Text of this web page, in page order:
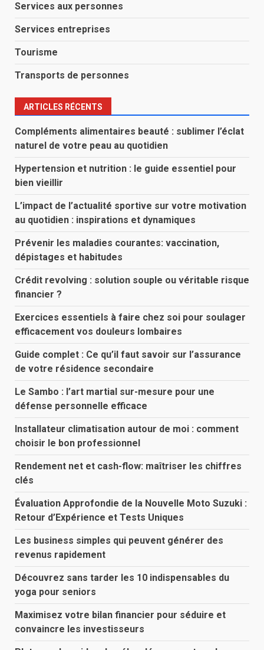
Services aux personnes
Services entreprises
Tourisme
Transports de personnes
ARTICLES RÉCENTS
Compléments alimentaires beauté : sublimer l’éclat
naturel de votre peau au quotidien
Hypertension et nutrition : le guide essentiel pour
bien vieillir
L’impact de l’actualité sportive sur votre motivation
au quotidien : inspirations et dynamiques
Prévenir les maladies courantes: vaccination,
dépistages et habitudes
Crédit revolving : solution souple ou véritable risque
financier ?
Exercices essentiels à faire chez soi pour soulager
efficacement vos douleurs lombaires
Guide complet : Ce qu’il faut savoir sur l’assurance
de votre résidence secondaire
Le Sambo : l’art martial sur-mesure pour une
défense personnelle efficace
Installateur climatisation autour de moi : comment
choisir le bon professionnel
Rendement net et cash-flow: maîtriser les chiffres
clés
Évaluation Approfondie de la Nouvelle Moto Suzuki :
Retour d’Expérience et Tests Uniques
Les business simples qui peuvent générer des
revenus rapidement
Découvrez sans tarder les 10 indispensables du
yoga pour seniors
Maximisez votre bilan financier pour séduire et
convaincre les investisseurs